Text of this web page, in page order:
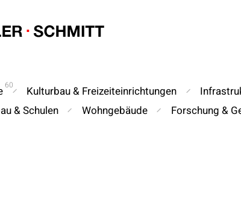
60 Kulturbau & Freizeiteinrichtungen
& Schulen
Wohngebäude Forschung &